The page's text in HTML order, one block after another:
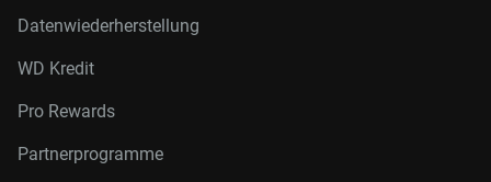
Datenwiederherstellung
WD Kredit
Pro Rewards
Partnerprogramme